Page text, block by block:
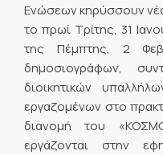
Ενώσεων κηρύσσουν
το πρωί Τρίτης, 31
της Πέμπτης, 2
δημοσιογράφων,
διοικητικών
εργαζομένων στο
διανομή του
εργάζονται στην